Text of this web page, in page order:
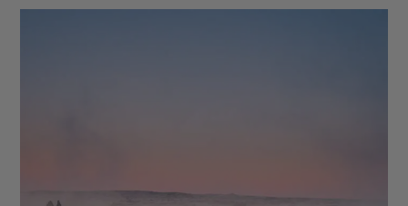
Gullfoss - Thingvellir